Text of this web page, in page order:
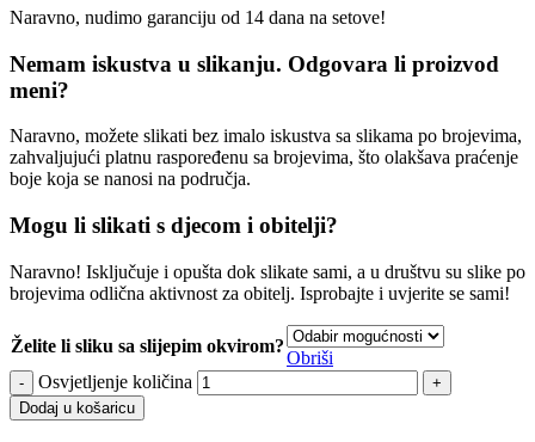
Naravno, nudimo garanciju od 14 dana na setove!
Nemam iskustva u slikanju. Odgovara li proizvod
meni?
Naravno, možete slikati bez imalo iskustva sa slikama po brojevima,
zahvaljujući platnu raspoređenu sa brojevima, što olakšava praćenje
boje koja se nanosi na područja.
Mogu li slikati s djecom i obitelji?
Naravno! Isključuje i opušta dok slikate sami, a u društvu su slike po
brojevima odlična aktivnost za obitelj. Isprobajte i uvjerite se sami!
Želite li sliku sa slijepim okvirom?
Obriši
Osvjetljenje količina
Dodaj u košaricu